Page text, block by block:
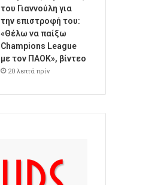
του Γιαννούλη για
την επιστροφή του:
«Θέλω να παίξω
Champions League
με τον ΠΑΟΚ», βίντεο
20 λεπτά πρίν